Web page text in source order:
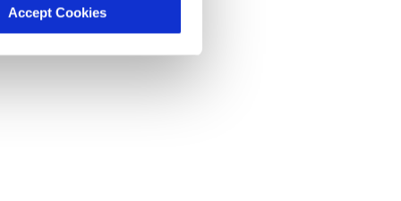
Accept Cookies